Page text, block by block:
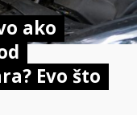
ako
Evo što